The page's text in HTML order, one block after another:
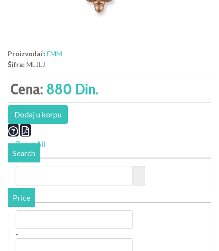
Proizvođač: FMM
Šifra: MLJLJ
Cena: 880 Din.
Dodaj u korpu
Reset All
Search
Price
-